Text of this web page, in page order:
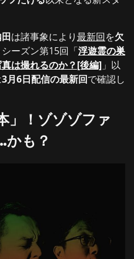
は諸事象により最新回を欠
ーズン第15回「浮遊霊の巣
は撮れるのか？[後編] 」以
3月6日配信の最新回で確認し
」！ゾゾゾファ
も？